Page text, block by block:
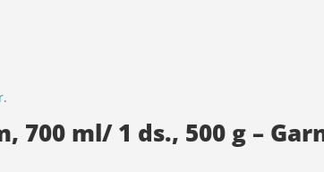
.
ml/ 1 ds., 500 g –